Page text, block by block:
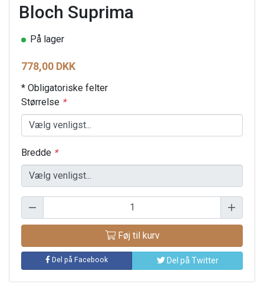
Bloch Suprima
På lager
778,00 DKK
* Obligatoriske felter
Størrelse *
Bredde *
Føj til kurv
Del på Facebook Del på Twitter